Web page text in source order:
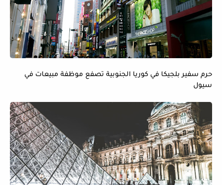
حرم سفير بلجيكا في كوريا الجنوبية تصفع موظفة مبيعات في
سيول